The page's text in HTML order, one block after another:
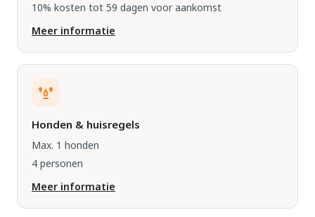
10% kosten tot 59 dagen voor aankomst
Meer informatie
Honden & huisregels
Max. 1 honden
4 personen
Meer informatie